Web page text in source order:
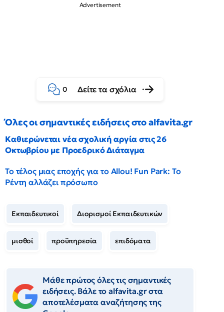
0 Δείτε τα σχόλια
Όλες οι σημαντικές ειδήσεις στο alfavita.gr
Καθιερώνεται νέα σχολική αργία στις 26
Οκτωβρίου με Προεδρικό Διάταγμα
Το τέλος μιας εποχής για το Allou! Fun Park: Το
Ρέντη αλλάζει πρόσωπο
Εκπαιδευτικοί Διορισμοί Εκπαιδευτικών
μισθοί προϋπηρεσία επιδόματα
Μάθε πρώτος όλες τις σημαντικές
ειδήσεις. Βάλε το alfavita.gr στα
αποτελέσματα αναζήτησης της